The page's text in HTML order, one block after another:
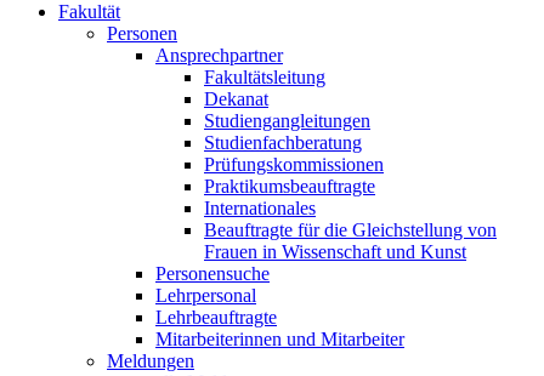
Fakultät
Personen
Ansprechpartner
Fakultätsleitung
Dekanat
Studiengangleitungen
Studienfachberatung
Prüfungskommissionen
Praktikumsbeauftragte
Internationales
Beauftragte für die Gleichstellung von
Frauen in Wissenschaft und Kunst
Personensuche
Lehrpersonal
Lehrbeauftragte
Mitarbeiterinnen und Mitarbeiter
Meldungen